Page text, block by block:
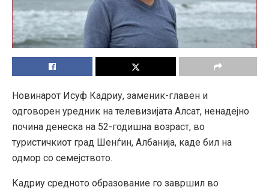
Новинарот Исуф Кадриу, заменик-главен и
одговорен уредник на телевизијата Алсат, ненадејно
почина денеска на 52-годишна возраст, во
туристичкиот град Шенѓин, Албанија, каде бил на
одмор со семејството.
Кадриу средното образование го завршил во